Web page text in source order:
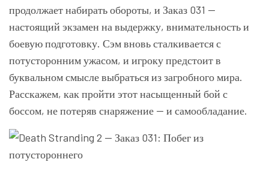
продолжает набирать обороты, и Заказ 031 —
настоящий экзамен на выдержку, внимательность и
боевую подготовку. Сэм вновь сталкивается с
потусторонним ужасом, и игроку предстоит в
буквальном смысле выбраться из загробного мира.
Расскажем, как пройти этот насыщенный бой с
боссом, не потеряв снаряжение — и самообладание.